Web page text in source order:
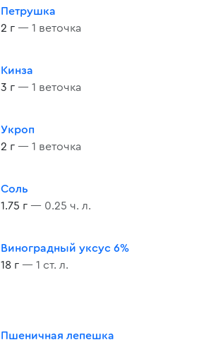
Петрушка
2 г — 1 веточка
Кинза
3 г — 1 веточка
Укроп
2 г — 1 веточка
Соль
1.75 г — 0.25 ч. л.
Виноградный уксус 6%
18 г — 1 ст. л.
Пшеничная лепешка